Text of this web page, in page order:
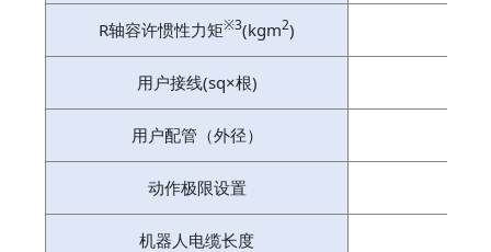
R轴容许惯性力矩※3(kgm2)
用户接线(sq×根)
用户配管（外径）
动作极限设置
机器人电缆长度